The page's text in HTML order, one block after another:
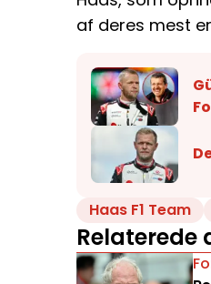
af deres mest
Haas F1 Team
Relaterede